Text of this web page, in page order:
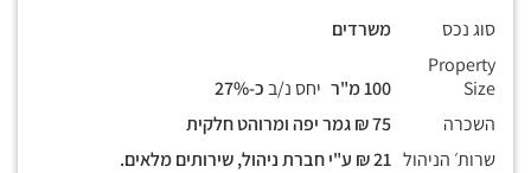
סוג נכס
משרדים
Property
Size
יחס נ/בכ-27%
השכרה
שרות׳ הניהול